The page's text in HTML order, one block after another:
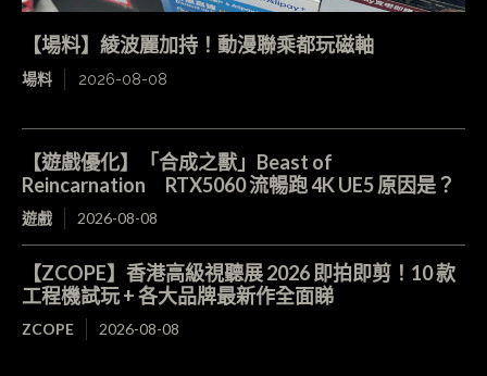
【場料】綾波麗加持！動漫聯乘都玩磁軸
場料 2026-08-08
【遊戲優化】「合成之獸」Beast of
Reincarnation RTX5060 流暢跑 4K UE5 原因是？
遊戲 2026-08-08
【ZCOPE】香港高級視聽展 2026 即拍即剪！10 款
工程機試玩 + 各大品牌最新作全面睇
ZCOPE 2026-08-08